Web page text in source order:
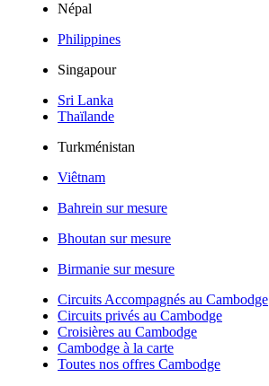
Népal
Philippines
Singapour
Sri Lanka
Thaïlande
Turkménistan
Viêtnam
Bahrein sur mesure
Bhoutan sur mesure
Birmanie sur mesure
Circuits Accompagnés au Cambodge
Circuits privés au Cambodge
Croisières au Cambodge
Cambodge à la carte
Toutes nos offres Cambodge